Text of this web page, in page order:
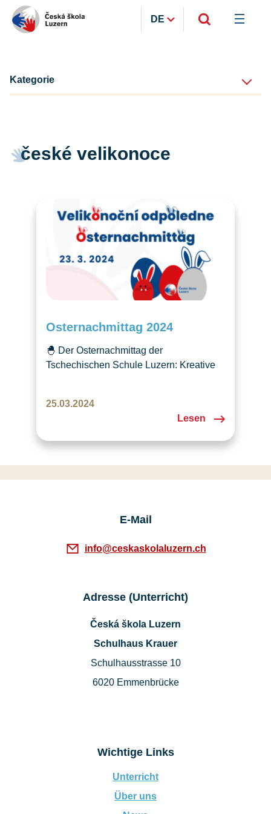
DE
české velikonoce
Osternachmittag 2024
🐣 Der Osternachmittag der
Tschechischen Schule Luzern: Kreative
Wir freuen uns auf das nächste Jahr! 🐰
25.03.2024
Lesen
Kategorie
E-Mail
info@ceskaskolaluzern.ch
Adresse (Unterricht)
Česká škola Luzern
Schulhaus Krauer
Schulhausstrasse 10
6020 Emmenbrücke
Wichtige Links
Unterricht
Über uns